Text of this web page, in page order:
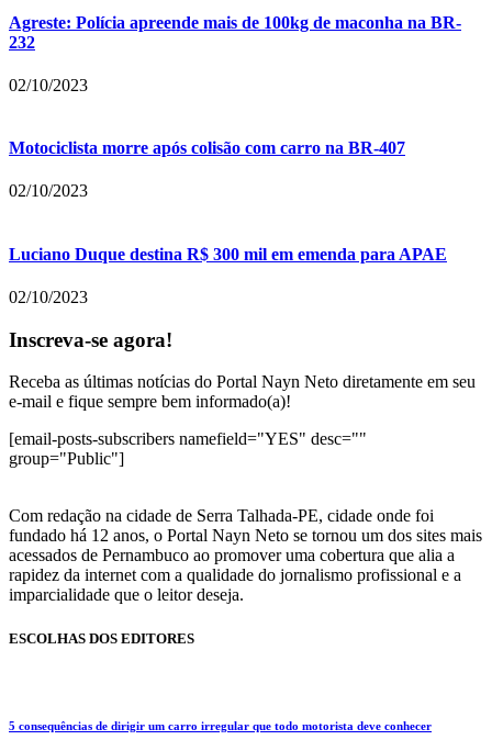
Agreste: Polícia apreende mais de 100kg de maconha na BR-
232
02/10/2023
Motociclista morre após colisão com carro na BR-407
02/10/2023
Luciano Duque destina R$ 300 mil em emenda para APAE
02/10/2023
Inscreva-se agora!
Receba as últimas notícias do Portal Nayn Neto diretamente em seu
e-mail e fique sempre bem informado(a)!
[email-posts-subscribers namefield="YES" desc=""
group="Public"]
Com redação na cidade de Serra Talhada-PE, cidade onde foi
fundado há 12 anos, o Portal Nayn Neto se tornou um dos sites mais
acessados de Pernambuco ao promover uma cobertura que alia a
rapidez da internet com a qualidade do jornalismo profissional e a
imparcialidade que o leitor deseja.
ESCOLHAS DOS EDITORES
5 consequências de dirigir um carro irregular que todo motorista deve conhecer